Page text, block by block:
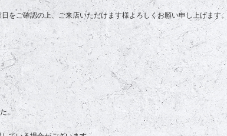
をご確認の上、ご来店いただけます様よろしくお願い申し上げます。
。